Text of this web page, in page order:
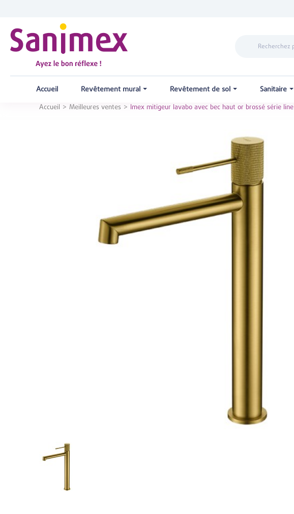
Accueil Revêtement mural Revêtement de sol Sanitaire
Accueil Meilleures ventes Imex mitigeur lavabo avec bec haut or brossé série line